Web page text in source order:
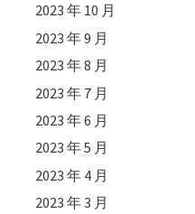
2023 年 10 月
2023 年 9 月
2023 年 8 月
2023 年 7 月
2023 年 6 月
2023 年 5 月
2023 年 4 月
2023 年 3 月